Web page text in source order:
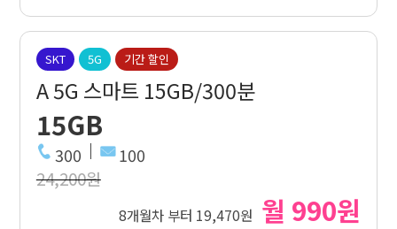
SKT 5G 기간 할인
A 5G 스마트 15GB/300분
15GB
300 100
24,200원
8개월차 부터 19,470원 월 990원